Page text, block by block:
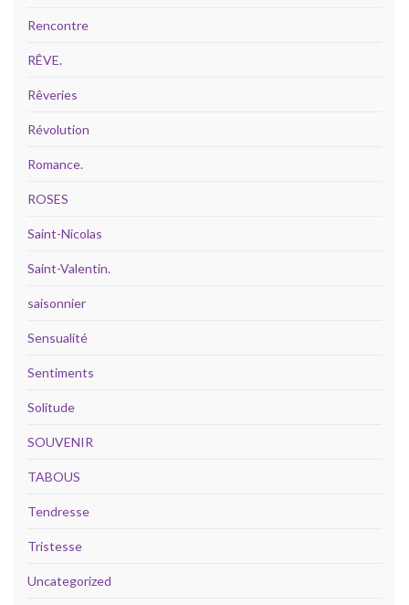
Rencontre
RÊVE.
Rêveries
Révolution
Romance.
ROSES
Saint-Nicolas
Saint-Valentin.
saisonnier
Sensualité
Sentiments
Solitude
SOUVENIR
TABOUS
Tendresse
Tristesse
Uncategorized